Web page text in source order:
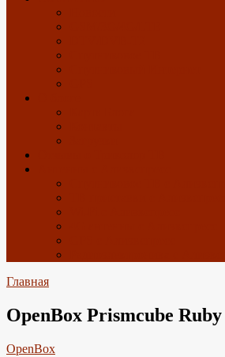
Главная
OpenBox Prismcube Ruby
OpenBox